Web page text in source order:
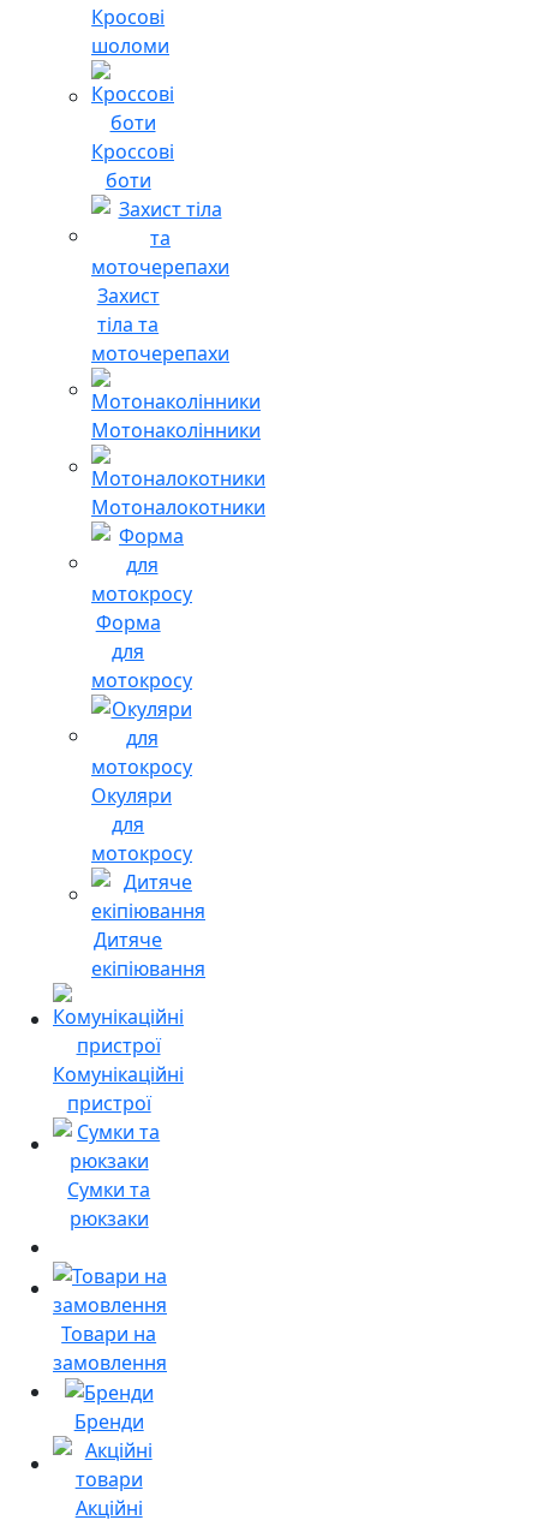
Кросові
шоломи
Кроссові
боти
Захист
тіла та
моточерепахи
Мотонаколінники
Мотоналокотники
Форма
для
мотокросу
Окуляри
для
мотокросу
Дитяче
екіпіювання
Комунікаційні
пристрої
Сумки та
рюкзаки
Товари на
замовлення
Бренди
Акційні